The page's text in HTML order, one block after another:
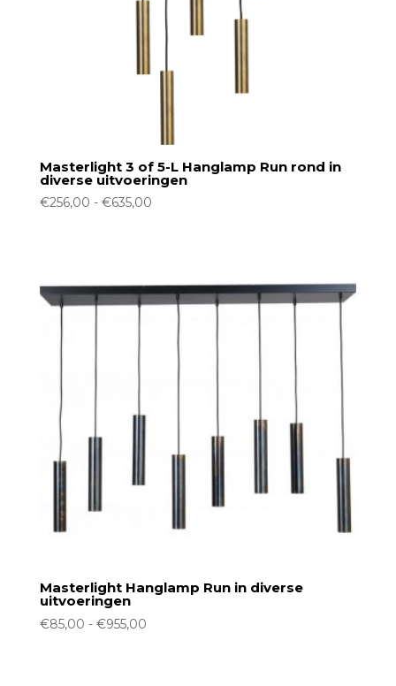
Masterlight 3 of 5-L Hanglamp Run rond in
diverse uitvoeringen
€256,00 - €635,00Prijsklasse:
Masterlight Hanglamp Run in diverse
uitvoeringen
€85,00 - €955,00Prijsklasse: